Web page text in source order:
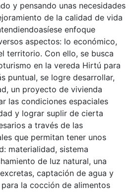
y pensando unas necesidades
de la calidad de vida
enfoque
aspectos: lo económico,
territorio. Con ello, se busca
en la vereda Hirtú para
puntual, se logre desarrollar,
un proyecto de vivienda
las condiciones espaciales
y lograr suplir de cierta
a través de las
que permitan tener unos
materialidad, sistema
de luz natural, una
captación de agua y
la cocción de alimentos